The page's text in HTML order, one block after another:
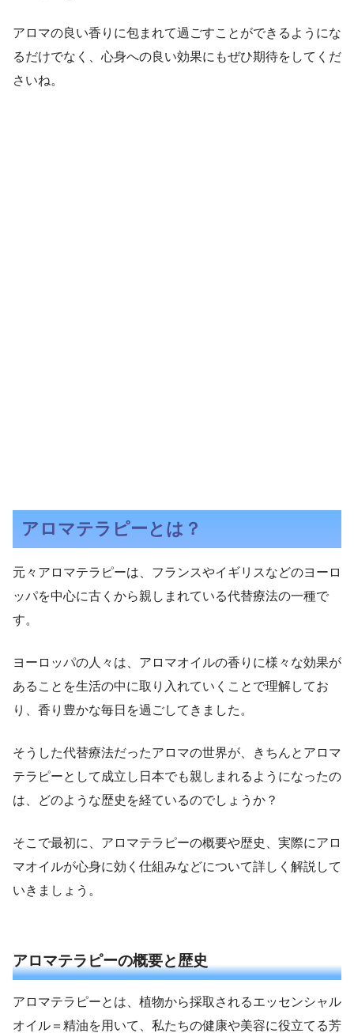
アロマの良い香りに包まれて過ごすことができるようにな
るだけでなく、心身への良い効果にもぜひ期待をしてくだ
さいね。
アロマテラピーとは？
元々アロマテラピーは、フランスやイギリスなどのヨーロ
ッパを中心に古くから親しまれている代替療法の一種で
す。
ヨーロッパの人々は、アロマオイルの香りに様々な効果が
あることを生活の中に取り入れていくことで理解してお
り、香り豊かな毎日を過ごしてきました。
そうした代替療法だったアロマの世界が、きちんとアロマ
テラピーとして成立し日本でも親しまれるようになったの
は、どのような歴史を経ているのでしょうか？
そこで最初に、アロマテラピーの概要や歴史、実際にアロ
マオイルが心身に効く仕組みなどについて詳しく解説して
いきましょう。
アロマテラピーの概要と歴史
アロマテラピーとは、植物から採取されるエッセンシャル
オイル＝精油を用いて、私たちの健康や美容に役立てる芳